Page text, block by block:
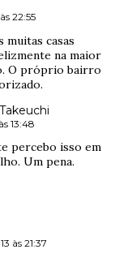
22:55
muitas casas
na maior
O próprio bairro
13:48
percebo isso em
Um pena.
às 21:37